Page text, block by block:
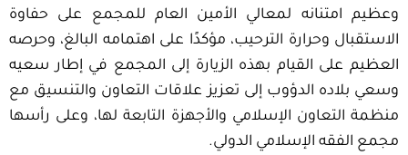
وعظيم امتنانه لمعالي الأمين العام للمجمع على حفاوة
الاستقبال وحرارة الترحيب، مؤكدًا على اهتمامه البالغ، وحرصه
العظيم على القيام بهذه الزيارة إلى المجمع في إطار سعيه
وسعي بلاده الدؤوب إلى تعزيز علاقات التعاون والتنسيق مع
منظمة التعاون الإسلامي والأجهزة التابعة لها، وعلى رأسها
مجمع الفقه الإسلامي الدولي.